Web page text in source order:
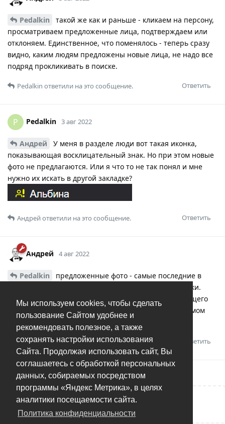
Мы используем cookies, чтобы сделать
пользование Сайтом удобнее и
рекомендовать полезное, а также
сохранять настройки использования
Сайта. Продолжая использовать сайт, Вы
соглашаетесь с обработкой персональных
данных, собираемых посредством
программы «Яндекс Метрика», в целях
аналитики посещаемости сайта.
Политика конфиденциальности
Pedalkin
такой же как и раньше - кликаем на персону,
просматриваем предложенные лица, подтверждаем или
отклоняем. Единственное, что поменялось - теперь сразу
видно, каким людям предложены новые лица, не надо все
подряд прокликивать в поиске.
Ответить
Pedalkin ответили на это сообщение.
P Pedalkin 3 авг 2022
Андрей
У меня в разделе люди вот такая иконка,
показывающая восклицательный знак. Но при этом новые
фото не предлагаются. Или я что то не так понял и мне
нужно их искать в другой закладке?
Ответить
Андрейответили на это сообщение.
Андрей 4 авг 2022
Pedalkin
предложенные фото - самые последние в
списке. Нужно просто промотать вниз колесом мышки.
Если фоток очень много - можно перейти на следующего
человека и прокрутить вверх. Так вы окажетесь в самом
конце списка фоток предыдущего человека
Ответить
Написать ответ...